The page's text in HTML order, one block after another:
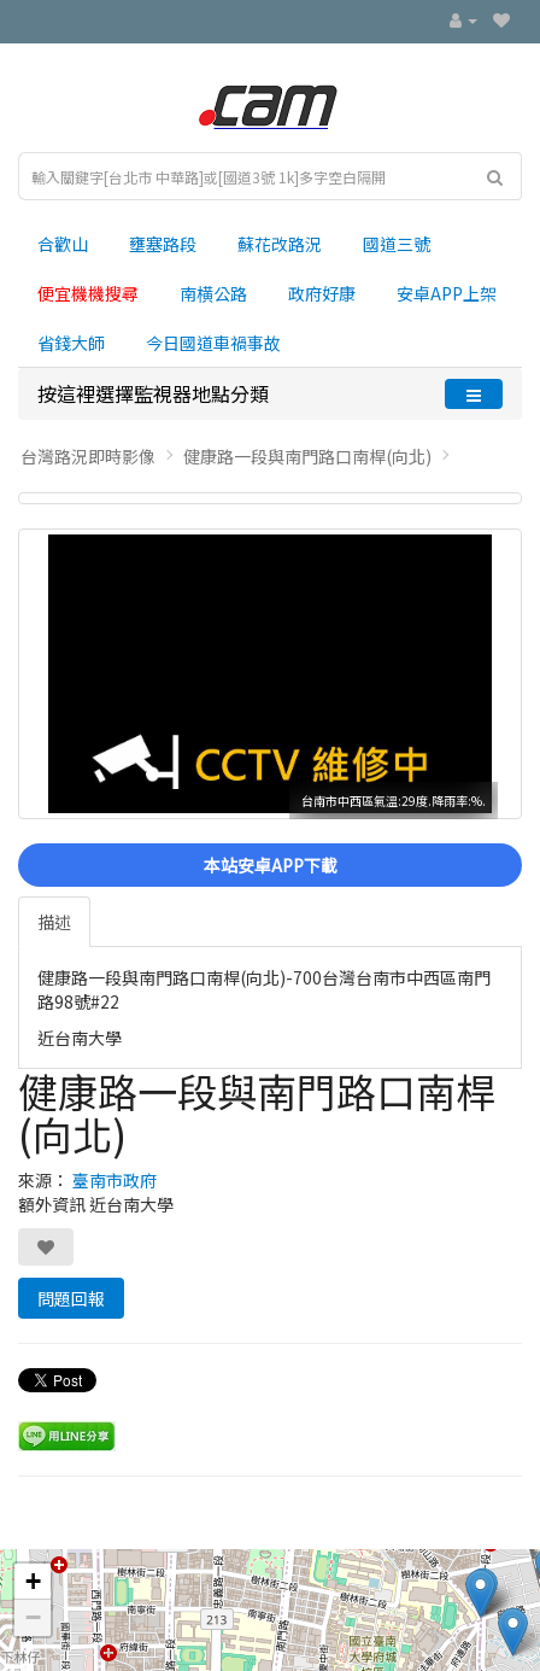
合歡山 壅塞路段 蘇花改路況 國道三號
便宜機機搜尋 南横公路 政府好康 安卓APP上架
省錢大師 今日國道車禍事故
按這裡選擇監視器地點分類
台灣路況即時影像 健康路一段與南門路口南桿(向北)
台南市中西區氣溫:29度.降雨率:%.
本站安卓APP下載
描述
健康路一段與南門路口南桿(向北)-700台灣台南市中西區南門
路98號#22
近台南大學
健康路一段與南門路口南桿
(向北)
來源： 臺南市政府
額外資訊 近台南大學
問題回報
+
−